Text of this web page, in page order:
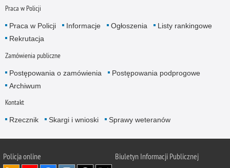
Praca w Policji
Praca w Policji Informacje Ogłoszenia
Listy rankingowe
Rekrutacja
Zamówienia publiczne
Postępowania o zamówienia
Postępowania podprogowe
Archiwum
Kontakt
Rzecznik Skargi i wnioski Sprawy weteranów
Policjaonline Biuletyn Informacji Publicznej